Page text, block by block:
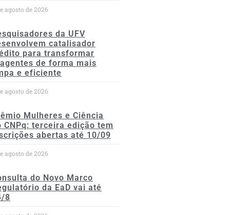
agosto de 2026
da UFV
catalisador
para transformar
de forma mais
e eficiente
agosto de 2026
Mulheres e Ciência
CNPq: terceira edição tem
abertas até 10/09
agosto de 2026
do Novo Marco
da EaD vai até
8